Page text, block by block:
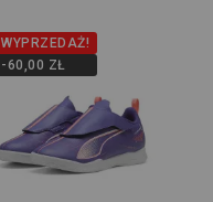
WYPRZEDAŻ!
-60,00 ZŁ